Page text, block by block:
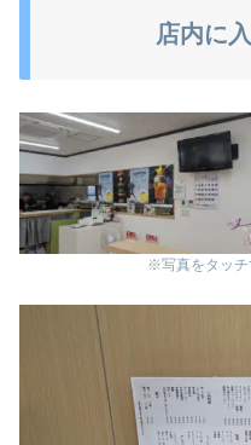
店内に
※写真をタッチ